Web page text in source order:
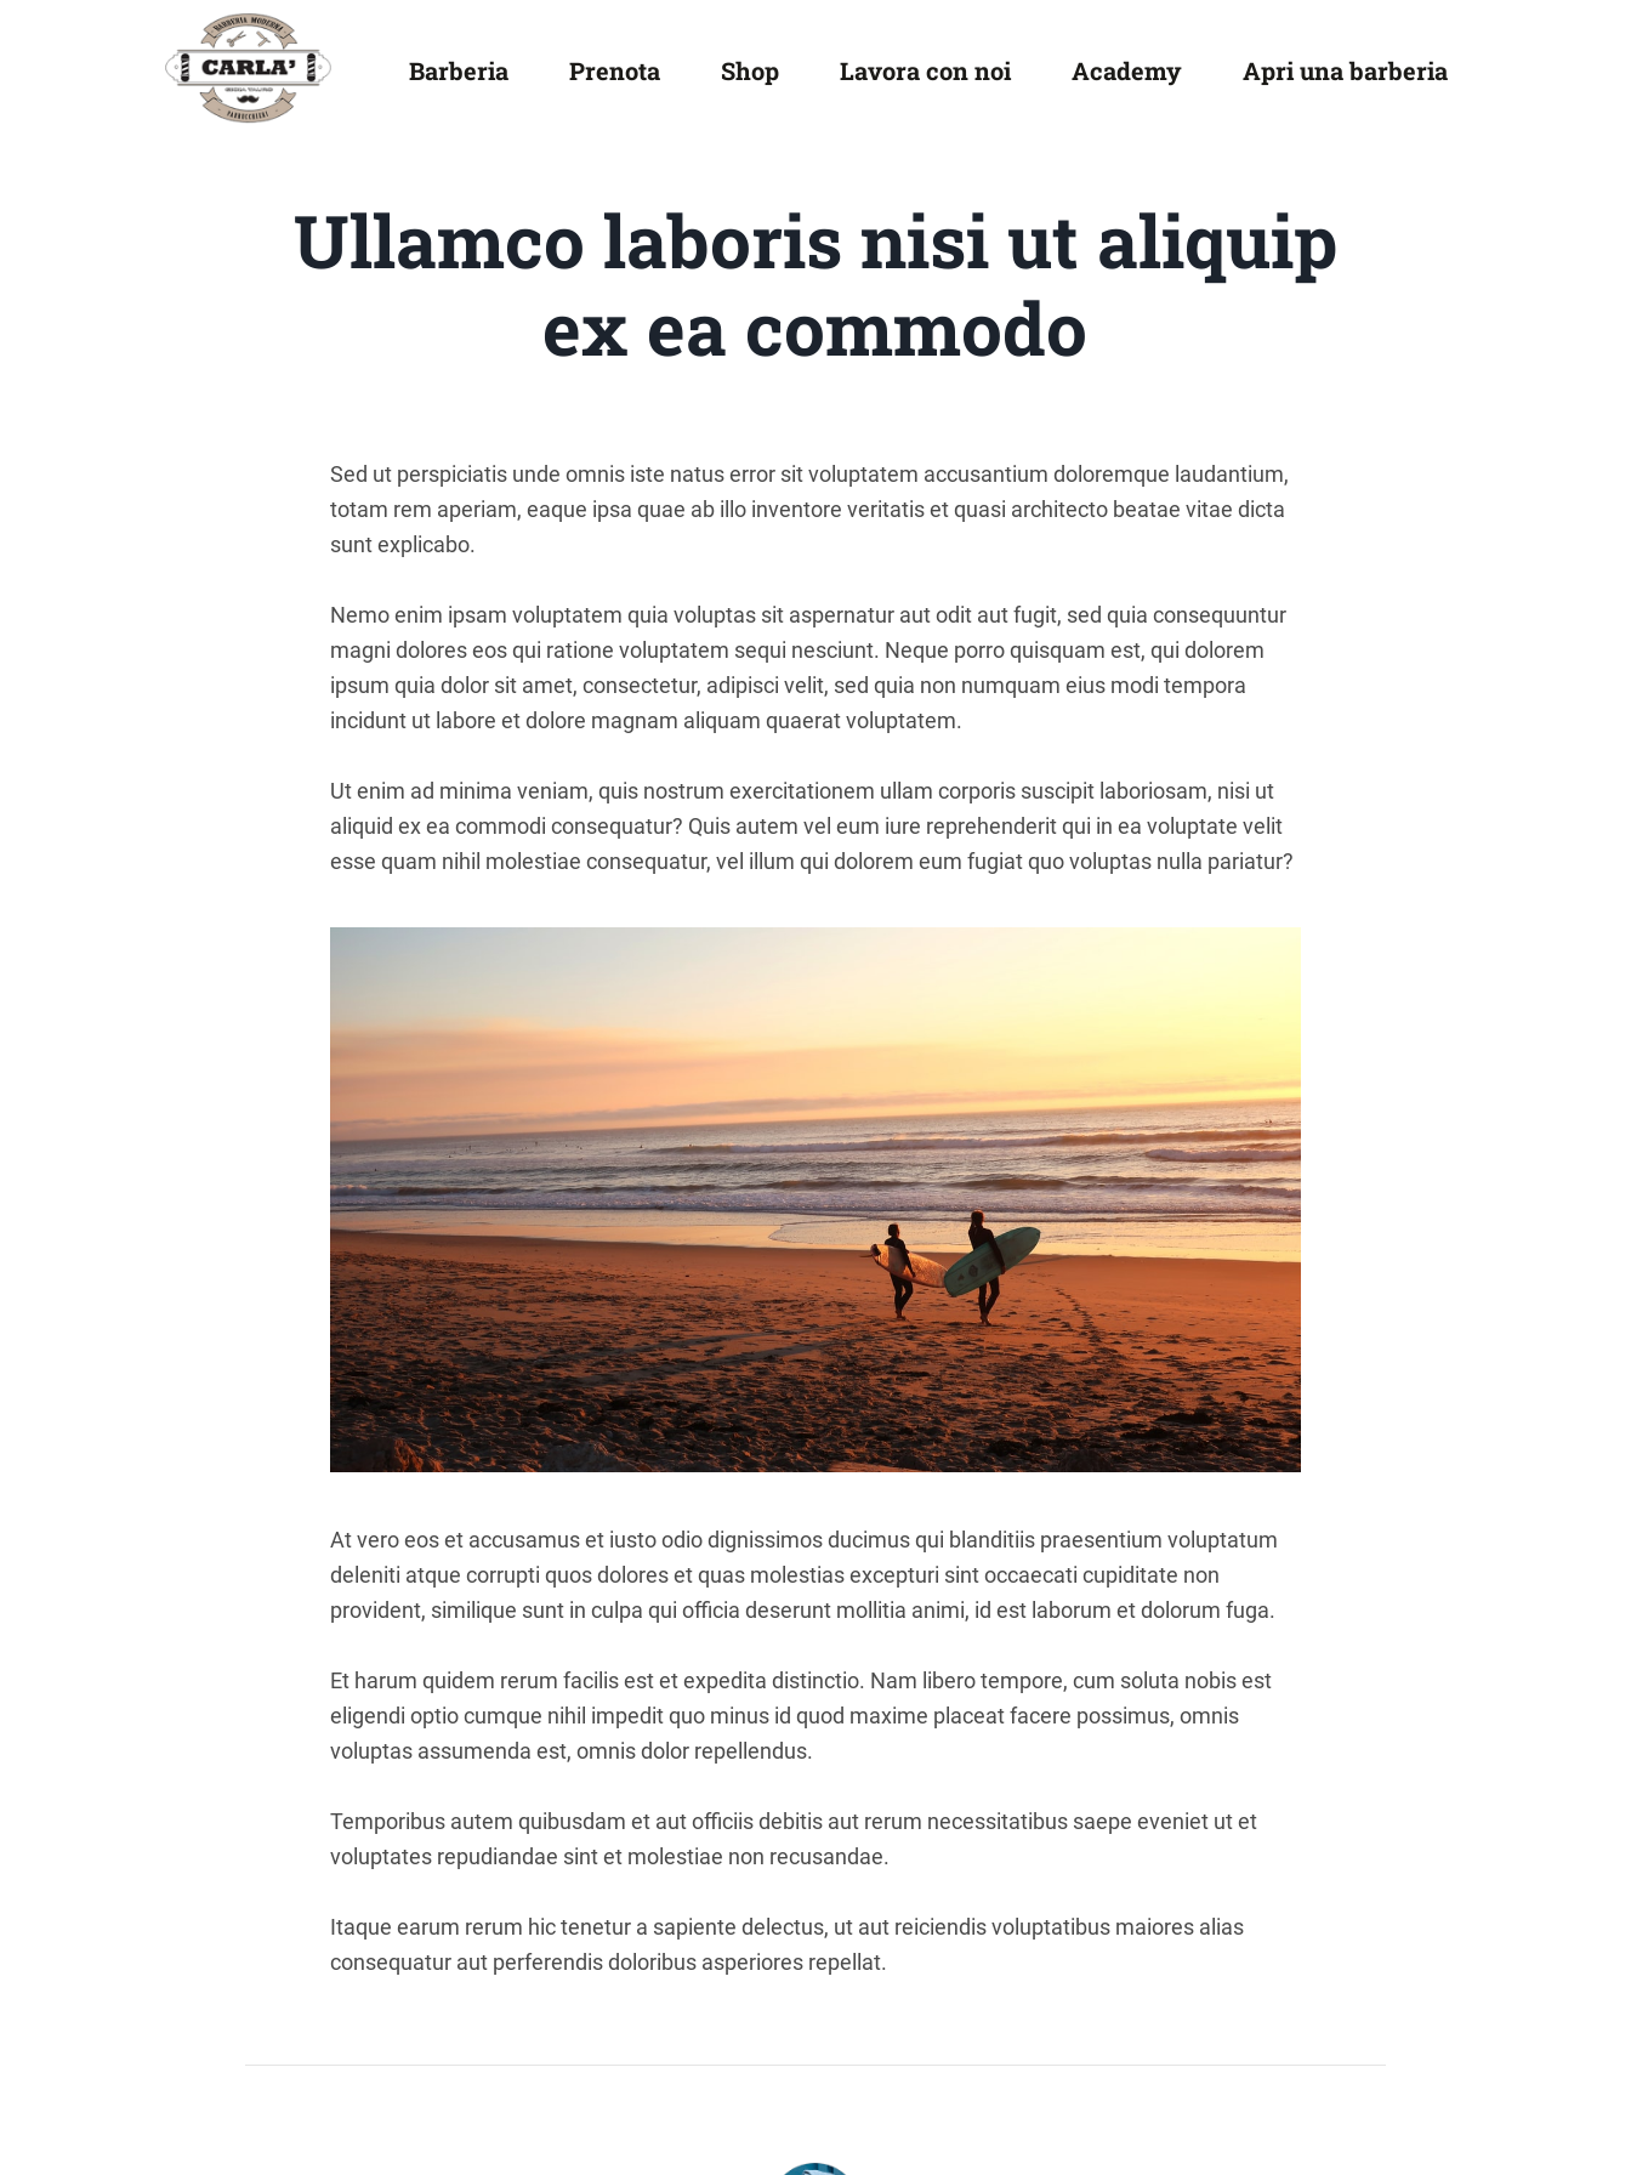
Barberia Prenota Shop Lavora con noi Academy Apri una barberia
Ullamco laboris nisi ut aliquip
ex ea commodo
Sed ut perspiciatis unde omnis iste natus error sit voluptatem accusantium doloremque laudantium,
totam rem aperiam, eaque ipsa quae ab illo inventore veritatis et quasi architecto beatae vitae dicta
sunt explicabo.
Nemo enim ipsam voluptatem quia voluptas sit aspernatur aut odit aut fugit, sed quia consequuntur
magni dolores eos qui ratione voluptatem sequi nesciunt. Neque porro quisquam est, qui dolorem
ipsum quia dolor sit amet, consectetur, adipisci velit, sed quia non numquam eius modi tempora
incidunt ut labore et dolore magnam aliquam quaerat voluptatem.
Ut enim ad minima veniam, quis nostrum exercitationem ullam corporis suscipit laboriosam, nisi ut
aliquid ex ea commodi consequatur? Quis autem vel eum iure reprehenderit qui in ea voluptate velit
esse quam nihil molestiae consequatur, vel illum qui dolorem eum fugiat quo voluptas nulla pariatur?
At vero eos et accusamus et iusto odio dignissimos ducimus qui blanditiis praesentium voluptatum
deleniti atque corrupti quos dolores et quas molestias excepturi sint occaecati cupiditate non
provident, similique sunt in culpa qui officia deserunt mollitia animi, id est laborum et dolorum fuga.
Et harum quidem rerum facilis est et expedita distinctio. Nam libero tempore, cum soluta nobis est
eligendi optio cumque nihil impedit quo minus id quod maxime placeat facere possimus, omnis
voluptas assumenda est, omnis dolor repellendus.
Temporibus autem quibusdam et aut officiis debitis aut rerum necessitatibus saepe eveniet ut et
voluptates repudiandae sint et molestiae non recusandae.
Itaque earum rerum hic tenetur a sapiente delectus, ut aut reiciendis voluptatibus maiores alias
consequatur aut perferendis doloribus asperiores repellat.